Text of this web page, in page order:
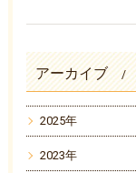
アーカイブ
2025年
2023年